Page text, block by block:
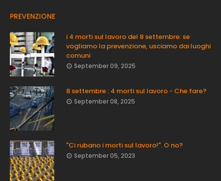
PREVENZIONE
i 4 morti sul lavoro del 8 settembre: se
vogliamo la prevenzione, usciamo dai luoghi
comuni
September 09, 2025
8 settembre : 4 morti sul lavoro - Che fare?
September 08, 2025
"Ci rubano i morti sul lavoro!". O no?
September 05, 2023